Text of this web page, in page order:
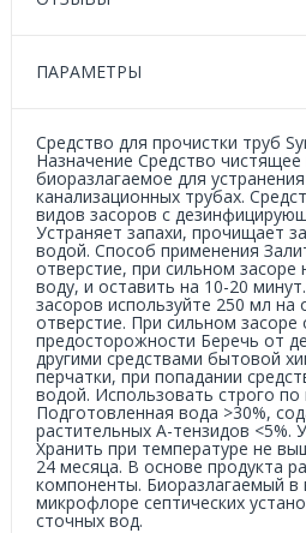
ПАРАМЕТРЫ
Средство для прочистки труб
Назначение Средство
биоразлагаемое для
канализационных трубах.
видов засоров с
Устраняет запахи, прочищает
водой. Способ применения
отверстие, при сильном засоре
воду, и оставить на 10-20
засоров используйте 250 мл на
отверстие. При сильном
предосторожности Беречь от
другими средствами бытовой
перчатки, при попадании
водой. Использовать строго
Подготовленная вода >30%,
растительных А-тензидов <5%.
Хранить при температуре не
24 месяца. В основе продукта
компоненты. Биоразлагаемый в
микрофлоре септических
сточных вод.